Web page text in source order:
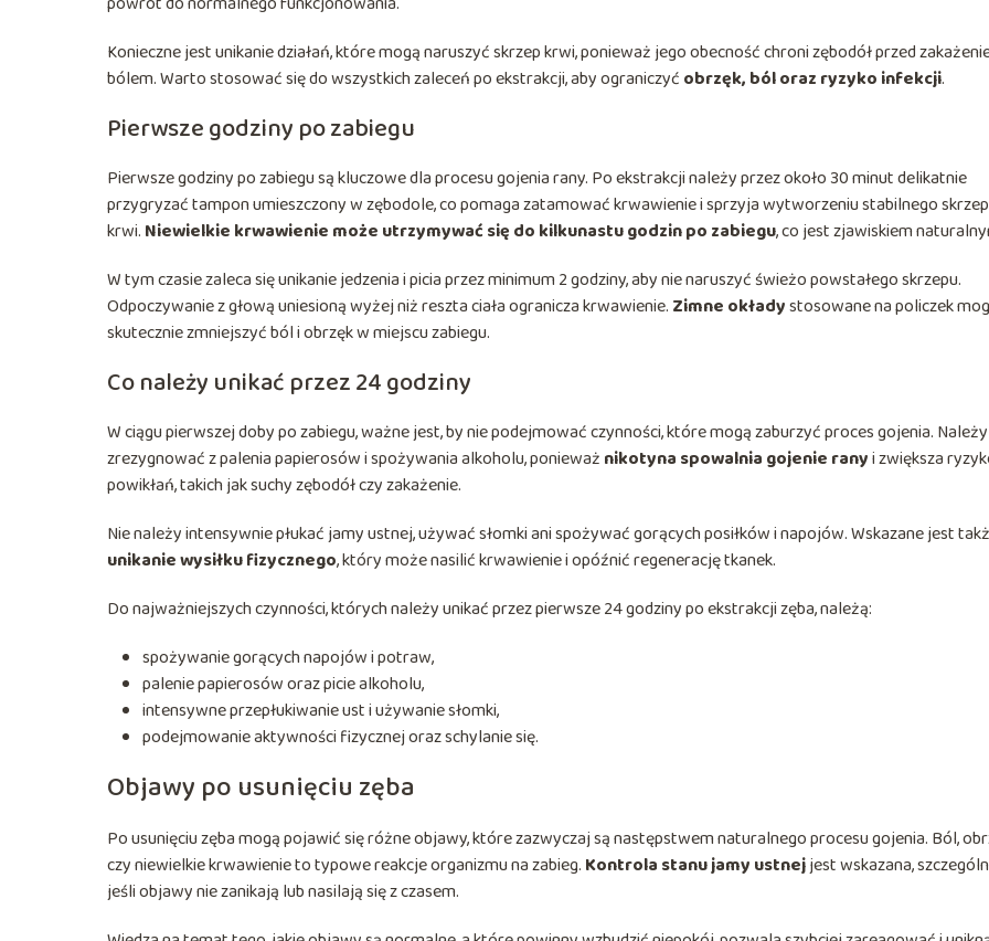
Konieczne jest unikanie działań, które mogą naruszyć skrzep krwi, ponieważ jego obecność chroni zębodół przed
bólem. Warto stosować się do wszystkich zaleceń po ekstrakcji, aby ograniczyć obrzęk, ból oraz ryzyko infekcji.
Pierwsze godziny po zabiegu
Pierwsze godziny po zabiegu są kluczowe dla procesu gojenia rany. Po ekstrakcji należy przez około 30 minut delikatnie
przygryzać tampon umieszczony w zębodole, co pomaga zatamować krwawienie i sprzyja wytworzeniu stabilnego
krwi. Niewielkie krwawienie może utrzymywać się do kilkunastu godzin po zabiegu, co jest zjawiskiem
W tym czasie zaleca się unikanie jedzenia i picia przez minimum 2 godziny, aby nie naruszyć świeżo powstałego skrzepu.
Odpoczywanie z głową uniesioną wyżej niż reszta ciała ogranicza krwawienie. Zimne okładystosowane na policzek
skutecznie zmniejszyć ból i obrzęk w miejscu zabiegu.
Co należy unikać przez 24 godziny
W ciągu pierwszej doby po zabiegu, ważne jest, by nie podejmować czynności, które mogą zaburzyć proces gojenia. Należy
zrezygnować z palenia papierosów i spożywania alkoholu, ponieważ nikotyna spowalnia gojenie ranyi zwiększa
powikłań, takich jak suchy zębodół czy zakażenie.
Nie należy intensywnie płukać jamy ustnej, używać słomki ani spożywać gorących posiłków i napojów. Wskazane jest
unikanie wysiłku fizycznego, który może nasilić krwawienie i opóźnić regenerację tkanek.
Do najważniejszych czynności, których należy unikać przez pierwsze 24 godziny po ekstrakcji zęba, należą:
spożywanie gorących napojów i potraw,
palenie papierosów oraz picie alkoholu,
intensywne przepłukiwanie ust i używanie słomki,
podejmowanie aktywności fizycznej oraz schylanie się.
Objawy po usunięciu zęba
Po usunięciu zęba mogą pojawić się różne objawy, które zazwyczaj są następstwem naturalnego procesu gojenia. Ból,
czy niewielkie krwawienie to typowe reakcje organizmu na zabieg. Kontrola stanu jamy ustnejjest wskazana,
jeśli objawy nie zanikają lub nasilają się z czasem.